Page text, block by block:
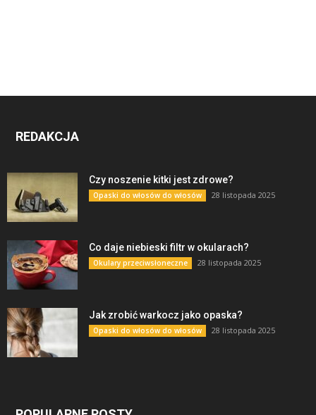
REDAKCJA
Czy noszenie kitki jest zdrowe?
Opaski do włosów do włosów 28 listopada 2025
Co daje niebieski filtr w okularach?
Okulary przeciwsłoneczne 28 listopada 2025
Jak zrobić warkocz jako opaska?
Opaski do włosów do włosów 28 listopada 2025